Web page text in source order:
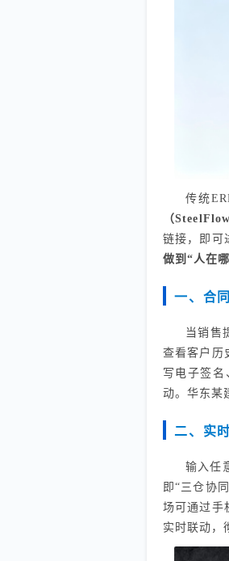
传统
（SteelFlow
链接，即
做到“人在
一、合
当销售
查看客户历
写电子签
动。华东某
二、实
输入任
即“三仓协
场可通过手
实时联动，